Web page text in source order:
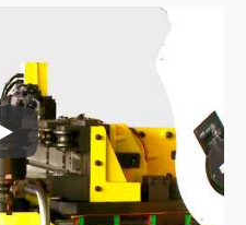
Rørfødningsmaskine